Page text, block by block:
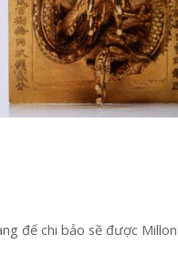
đế chi bảo sẽ được